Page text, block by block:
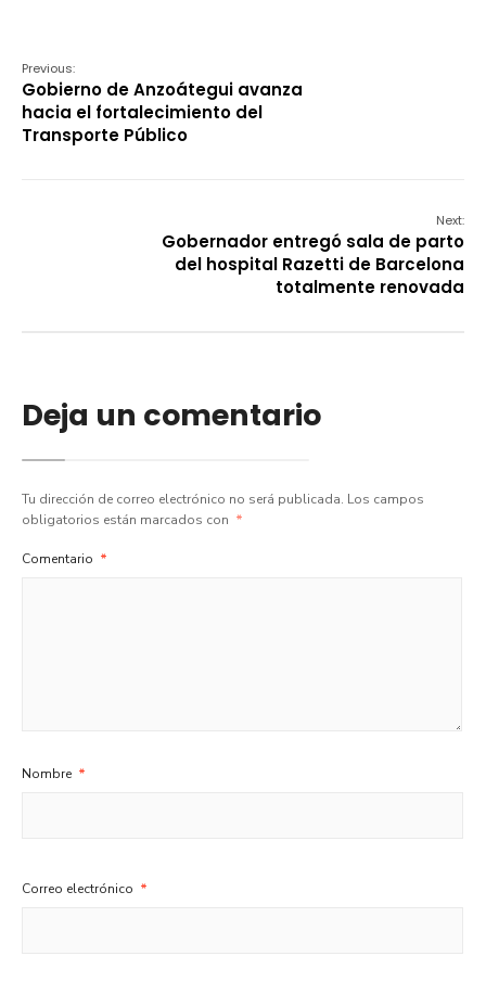
Previous:
Gobierno de Anzoátegui avanza
hacia el fortalecimiento del
Transporte Público
Next:
Gobernador entregó sala de parto
del hospital Razetti de Barcelona
totalmente renovada
Deja un comentario
Tu dirección de correo electrónico no será publicada. Los campos
obligatorios están marcados con *
Comentario *
Nombre *
Correo electrónico *